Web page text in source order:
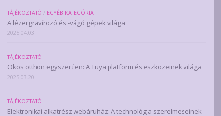
TÁJÉKOZTATÓ / EGYÉB KATEGÓRIA
A lézergravírozó és -vágó gépek világa
2025.04.03.
TÁJÉKOZTATÓ
Okos otthon egyszerűen: A Tuya platform és eszközeinek világa
2025.03.20.
TÁJÉKOZTATÓ
Elektronikai alkatrész webáruház: A technológia szerelmeseinek